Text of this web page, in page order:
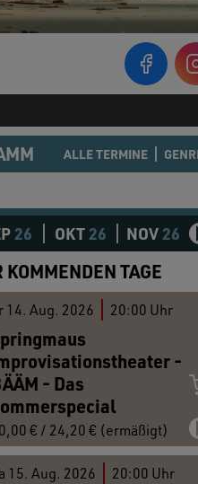
ALLE TERMINE
26 OKT26 NOV26
KOMMENDEN TAGE
14. Aug. 2026 20:00 Uhr
-
- Das
€ / 24,20 € (ermäßigt)
15. Aug. 2026 20:00 Uhr